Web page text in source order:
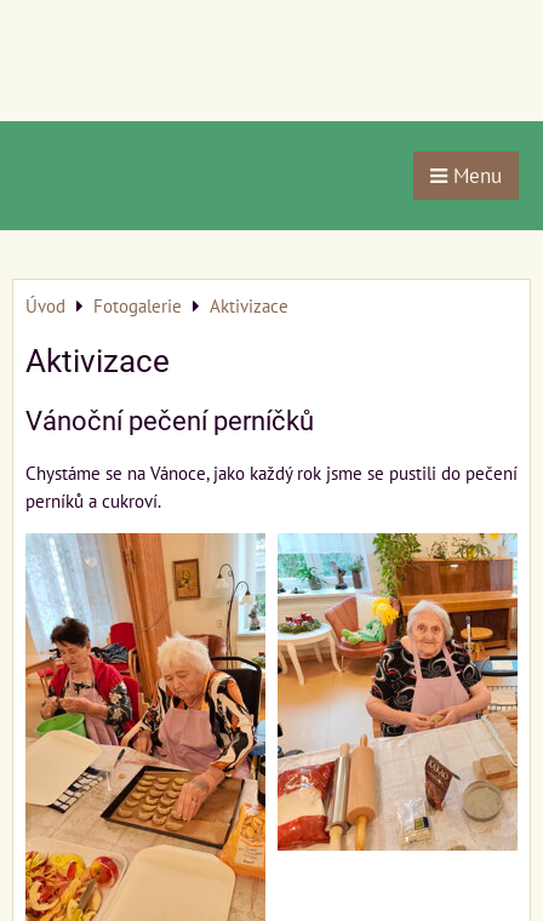
Menu
Úvod Fotogalerie Aktivizace
Aktivizace
Vánoční pečení perníčků
Chystáme se na Vánoce, jako každý rok jsme se pustili do pečení
perníků a cukroví.